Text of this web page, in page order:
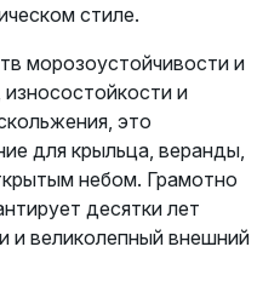
стиле.
морозоустойчивости и
износостойкости и
это
для крыльца, веранды,
небом. Грамотно
десятки лет
и великолепный внешний